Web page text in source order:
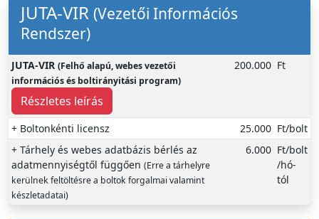
JUTA-VIR (Vezetői Információs
Rendszer)
JUTA-VIR (Felhő alapú, webes vezetői
információs és boltirányitási program)
Részletes leírás
200.000 Ft
+ Boltonkénti licensz 25.000 Ft/bolt
+ Tárhely és webes adatbázis bérlés az
adatmennyiségtől függően (Erre a tárhelyre
kerülnek feltöltésre a boltok forgalmai valamint
készletadatai)
6.000 Ft/bolt
/hó-
tól